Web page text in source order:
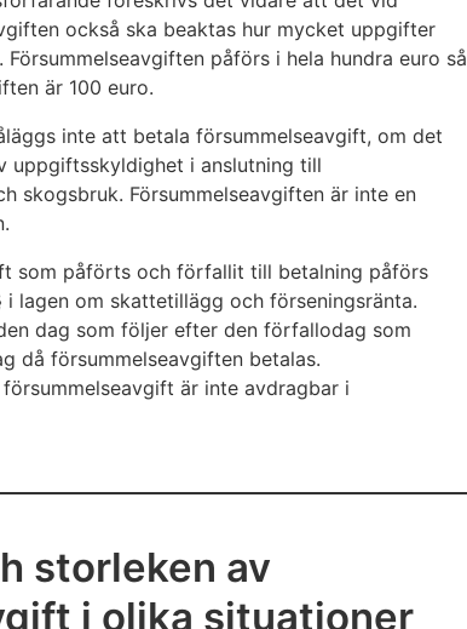
också ska beaktas hur mycket uppgifter
påförs i hela hundra euro så
är 100 euro.
inte att betala försummelseavgift, om det
uppgiftsskyldighet i anslutning till
skogsbruk. Försummelseavgiften är inte en
som påförts och förfallit till betalning påförs
lagen om skattetillägg och förseningsränta.
dag som följer efter den förfallodag som
då försummelseavgiften betalas.
är inte avdragbar i
storleken av
i olika situationer